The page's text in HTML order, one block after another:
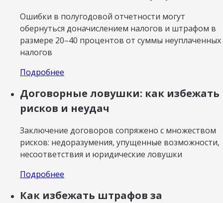
Ошибки в полугодовой отчетности могут
обернуться доначислением налогов и штрафом в
размере 20–40 процентов от суммы неуплаченных
налогов
Подробнее
Договорные ловушки: как избежать
рисков и неудач
Заключение договоров сопряжено с множеством
рисков: недоразумения, упущенные возможности,
несоответствия и юридические ловушки
Подробнее
Как избежать штрафов за